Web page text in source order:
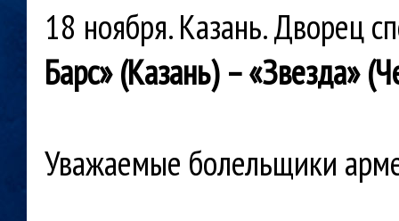
18 ноября. Казань. Дворец
Барс» (Казань) – «Звезда»
Уважаемые болельщики